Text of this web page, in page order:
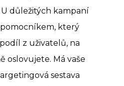
důležitých kampaní
který
z uživatelů, na
oslovujete. Má vaše
sestava